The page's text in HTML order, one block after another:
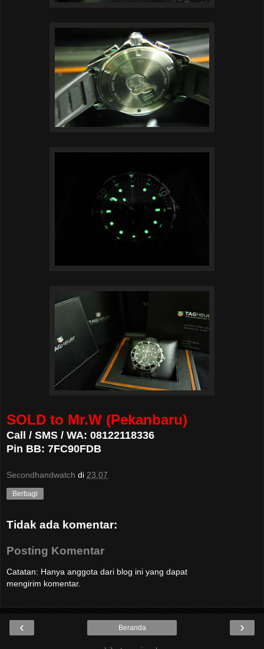
SOLD to Mr.W (Pekanbaru)
Call / SMS / WA: 08122118336
Pin BB: 7FC90FDB
Secondhandwatch di 23.07
Berbagi
Tidak ada komentar:
Posting Komentar
Catatan: Hanya anggota dari blog ini yang dapat
mengirim komentar.
‹ ›
Beranda